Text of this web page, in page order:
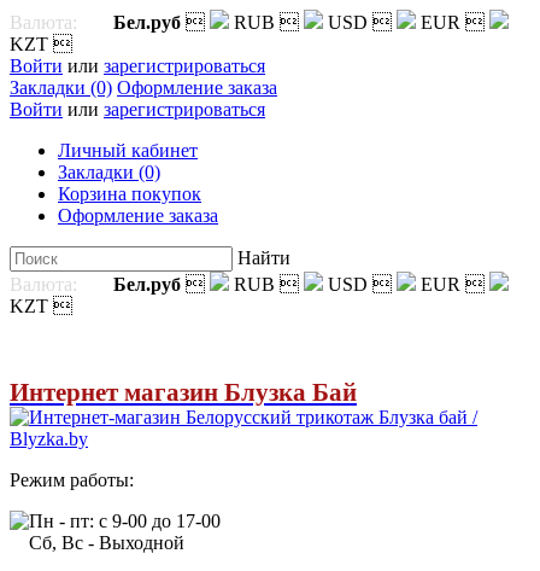
Валюта: Бел.руб  RUB  USD  EUR 
KZT 
Войти или зарегистрироваться
Закладки (0) Оформление заказа
Войти или зарегистрироваться
Личный кабинет
Закладки (0)
Корзина покупок
Оформление заказа
Найти
Валюта:
Бел.руб  RUB  USD  EUR 
KZT 
Интернет магазин Блузка Бай
Режим работы:
Пн - пт: с 9-00 до 17-00
Сб, Вс - Выходной